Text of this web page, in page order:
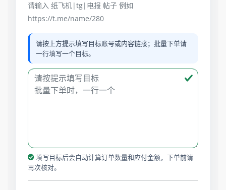
请输入 纸飞机|tg|电报 帖子 例如
https://t.me/name/280
请按上方提示填写目标账号或内容链接；批量下单请
一行填写一个目标。
填写目标后会自动计算订单数量和应付金额，下单前请
再次核对。